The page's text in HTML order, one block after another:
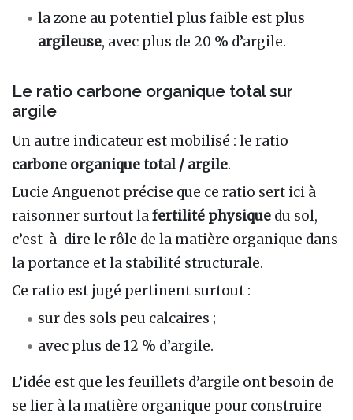
la zone au potentiel plus faible est plus
argileuse, avec plus de 20 % d’argile.
Le ratio carbone organique total sur
argile
Un autre indicateur est mobilisé : le ratio
carbone organique total / argile.
Lucie Anguenot précise que ce ratio sert ici à
raisonner surtout lafertilité physique du sol,
c’est-à-dire le rôle de la matière organique dans
la portance et la stabilité structurale.
Ce ratio est jugé pertinent surtout :
sur des sols peu calcaires ;
avec plus de 12 % d’argile.
L’idée est que les feuillets d’argile ont besoin de
se lier à la matière organique pour construire